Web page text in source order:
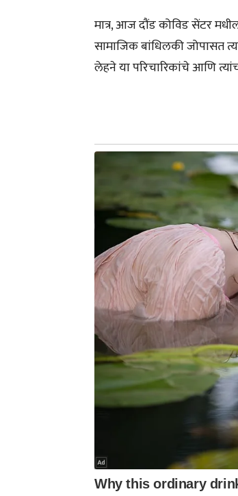
मात्र, आज दौंड कोविड सेंटर
सामाजिक बांधिलकी जोपासत
लेहने या परिचारिकांचे आणि